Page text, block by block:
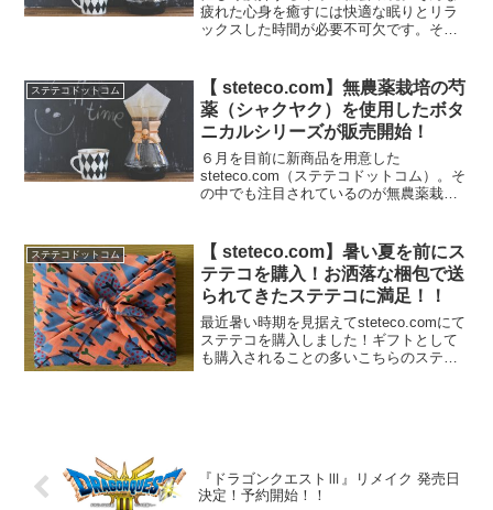
疲れた心身を癒すには快適な眠りとリラ
ックスした時間が必要不可欠です。そこ
環境を提供します。steteco.comについて
は...
ステテコドットコム
【 steteco.com】無農薬栽培の芍
薬（シャクヤク）を使用したボタ
ニカルシリーズが販売開始！
６月を目前に新商品を用意した
steteco.com（ステテコドットコム）。そ
の中でも注目されているのが無農薬栽培
steteco.comについてはこちらの記事で紹
介！一覧ボタ...
ステテコドットコム
【 steteco.com】暑い夏を前にス
テテコを購入！お洒落な梱包で送
られてきたステテコに満足！！
最近暑い時期を見据えてsteteco.comにて
ステテコを購入しました！ギフトとして
も購入されることの多いこちらのステテ
『ドラゴンクエストⅢ』リメイク 発売日
決定！予約開始！！